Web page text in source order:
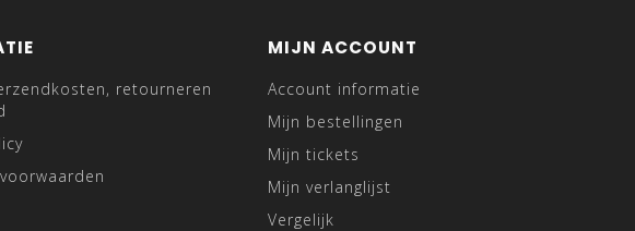
retourneren
MIJN ACCOUNT
Account informatie
Mijn bestellingen
Mijn tickets
Mijn verlanglijst
Vergelijk